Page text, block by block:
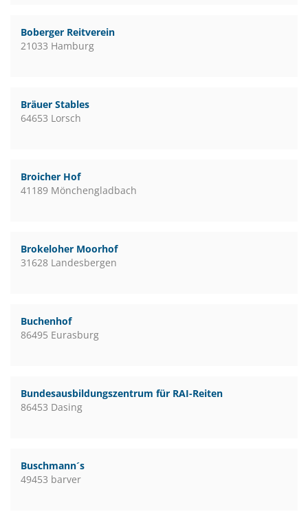
Boberger Reitverein
21033 Hamburg
Bräuer Stables
64653 Lorsch
Broicher Hof
41189 Mönchengladbach
Brokeloher Moorhof
31628 Landesbergen
Buchenhof
86495 Eurasburg
Bundesausbildungszentrum für RAI-Reiten
86453 Dasing
Buschmann´s
49453 barver